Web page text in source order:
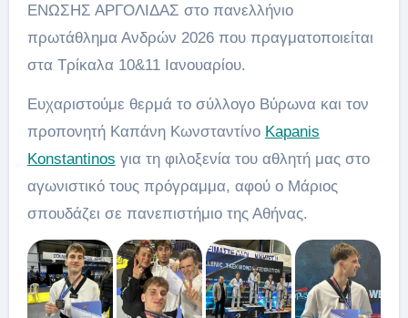
ΕΝΩΣΗΣ ΑΡΓΟΛΙΔΑΣ στο πανελλήνιο
πρωτάθλημα Ανδρών 2026 που πραγματοποιείται
στα Τρίκαλα 10&11 Ιανουαρίου.
Ευχαριστούμε θερμά το σύλλογο Βύρωνα και τον
προπονητή Καπάνη Κωνσταντίνο Kapanis
Konstantinos για τη φιλοξενία του αθλητή μας στο
αγωνιστικό τους πρόγραμμα, αφού ο Μάριος
σπουδάζει σε πανεπιστήμιο της Αθήνας.